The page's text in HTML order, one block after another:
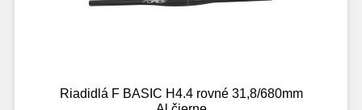
Riadidlá F BASIC H4.4 rovné 31,8/680mm